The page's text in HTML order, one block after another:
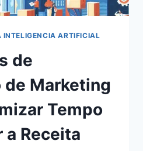
INTELIGENCIA ARTIFICIAL
de
Marketing
Tempo
a Receita